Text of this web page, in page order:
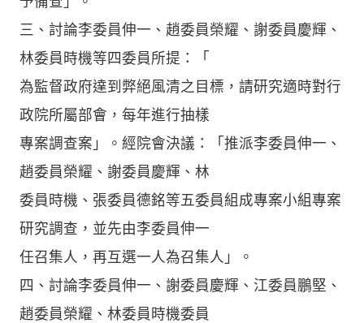
三、討論李委員伸一、趙委員榮耀、謝委員慶輝、
林委員時機等四委員所提：「
為監督政府達到弊絕風清之目標，請研究適時對行
政院所屬部會，每年進行抽樣
專案調查案」。經院會決議：「推派李委員伸一、
趙委員榮耀、謝委員慶輝、林
委員時機、張委員德銘等五委員組成專案小組專案
研究調查，並先由李委員伸一
任召集人，再互選一人為召集人」。
四、討論李委員伸一、謝委員慶輝、江委員鵬堅、
趙委員榮耀、林委員時機委員